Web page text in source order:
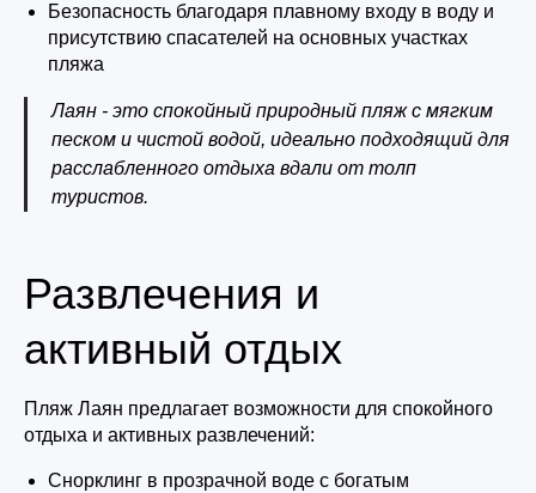
Безопасность благодаря плавному входу в воду и
присутствию спасателей на основных участках
пляжа
Лаян - это спокойный природный пляж с мягким
песком и чистой водой, идеально подходящий для
расслабленного отдыха вдали от толп
туристов.
Развлечения и
активный отдых
Пляж Лаян предлагает возможности для спокойного
отдыха и активных развлечений:
Снорклинг в прозрачной воде с богатым